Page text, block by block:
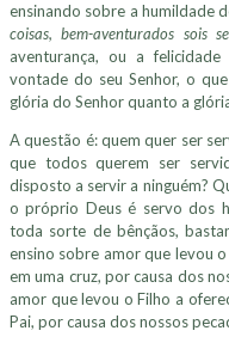
ensinando sobre a humildade
coisas, bem-aventurados sois
aventurança, ou a
vontade do seu Senhor, o
glória do Senhor quanto a
A questão é: quem quer ser
que todos querem ser
disposto a servir a ninguém?
o próprio Deus é servo dos
toda sorte de bênçãos,
ensino sobre amor que levou
em uma cruz, por causa dos
amor que levou o Filho a
Pai, por causa dos nossos